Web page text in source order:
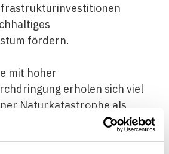
fördern.
mit hoher
erholen sich viel
Naturkatastrophe als
auf die Regierung